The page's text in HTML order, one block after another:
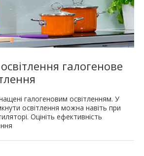
галогенове
галогеновим освітленням. У
освітлення можна навіть при
Оцініть ефективність